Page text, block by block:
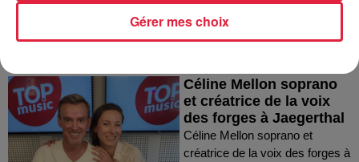
faim à Strasbour
Céline Mellon soprano
et créatrice de la voix
des forges à Jaegerthal
Céline Mellon soprano et
créatrice de la voix des forges à
Gérer mes choix